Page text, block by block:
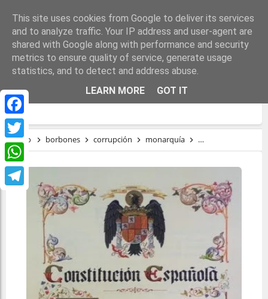
Facebook
Twitter
WhatsApp
Telegram
INVIOLABILIDADES CONSTITUCIONALES:
UNA Y LAS DE MENTIRA
Inicio borbones corrupción monarquía Proceso
This site uses cookies from Google to deliver its services
and to analyze traffic. Your IP address and user-agent are
shared with Google along with performance and security
metrics to ensure quality of service, generate usage
statistics, and to detect and address abuse.
LEARN MORE
GOT IT